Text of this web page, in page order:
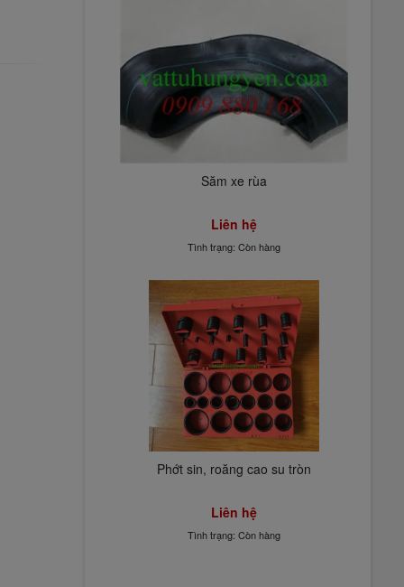
Săm xe rùa
Liên hệ
Tình trạng: Còn hàng
Phớt sin, roăng cao su tròn
Liên hệ
Tình trạng: Còn hàng